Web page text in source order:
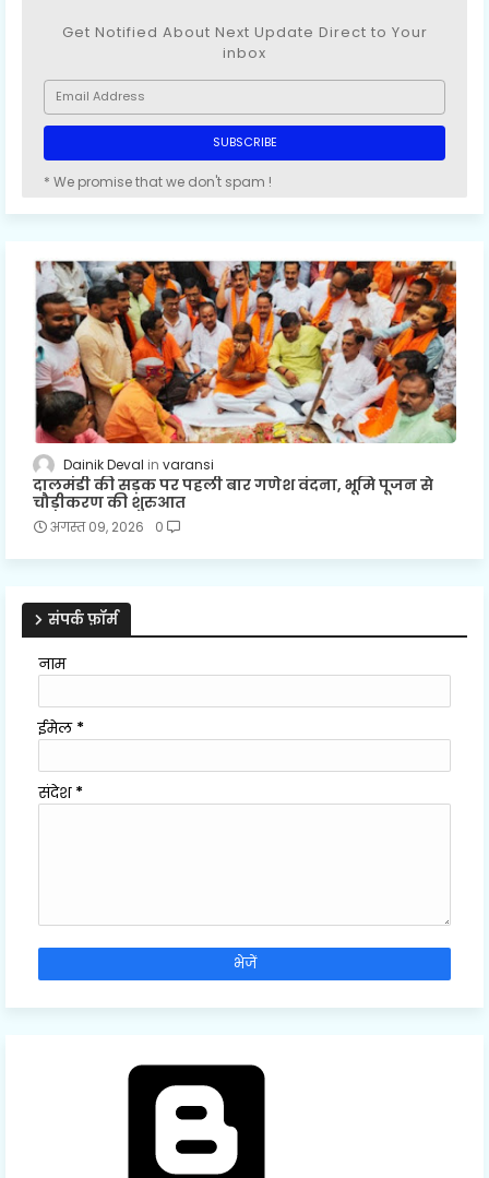
Get Notified About Next Update Direct to Your
inbox
* We promise that we don't spam !
Dainik Deval varansi
दालमंडी की सड़क पर पहली बार गणेश वंदना, भूमि पूजन से
चौड़ीकरण की शुरुआत
अगस्त 09, 2026 0
संपर्क फ़ॉर्म
नाम
ईमेल *
संदेश *